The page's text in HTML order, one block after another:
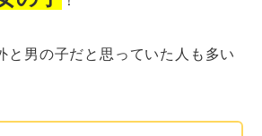
と男の子だと思っていた人も多い